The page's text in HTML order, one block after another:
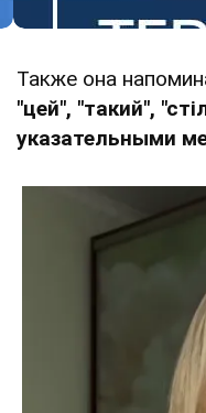
Также она
"цей", "такий",
указательными